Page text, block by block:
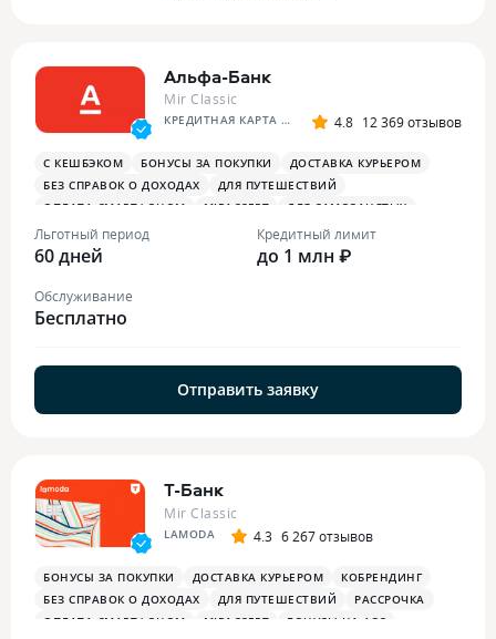
Альфа-Банк
Mir Classic
КРЕДИТНАЯ КАРТА АЛЬФА-БАНКА 4.8 12 369 отзывов
С КЕШБЭКОМ БОНУСЫ ЗА ПОКУПКИ
ДОСТАВКА КУРЬЕРОМ
БЕЗ СПРАВОК О ДОХОДАХ
ДЛЯ ПУТЕШЕСТВИЙ
ОПЛАТА СМАРТФОНОМ
MIRACCEPT
ДЛЯ САМОЗАНЯТЫХ
ПЛАТЕЖНЫЙ СТИКЕР
Льготный период
60 дней
Кредитный лимит
до 1 млн ₽
Обслуживание
Бесплатно
Отправить заявку
Т-Банк
Mir Classic
LAMODA 4.3 6 267 отзывов
БОНУСЫ ЗА ПОКУПКИ ДОСТАВКА КУРЬЕРОМ
КОБРЕНДИНГ
БЕЗ СПРАВОК О ДОХОДАХ
ДЛЯ ПУТЕШЕСТВИЙ
РАССРОЧКА
ОПЛАТА СМАРТФОНОМ
MIRACCEPT
БОНУСЫ НА АЗС